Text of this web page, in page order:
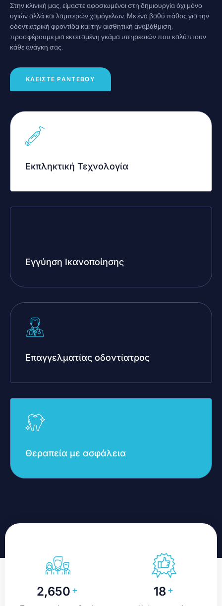
Στην κλινική μας, είμαστε αφοσιωμένοι στη δημιουργία όχι μόνο
υγιών αλλά και λαμπερών χαμόγελων. Με ένα βαθύ πάθος για την
οδοντιατρική φροντίδα και την αισθητική αναβάθμιση,
προσφέρουμε μια εκτεταμένη γκάμα υπηρεσιών που καλύπτουν
κάθε ανάγκη σας.
ΚΛΕΙΣΤΕ ΡΑΝΤΕΒΟΥ
Εκπληκτική Τεχνολογία
Εγγύηση Ικανοποίησης
Επαγγελματίας οδοντίατρος
Θεραπεία με ασφάλεια
2,650 +
18 +